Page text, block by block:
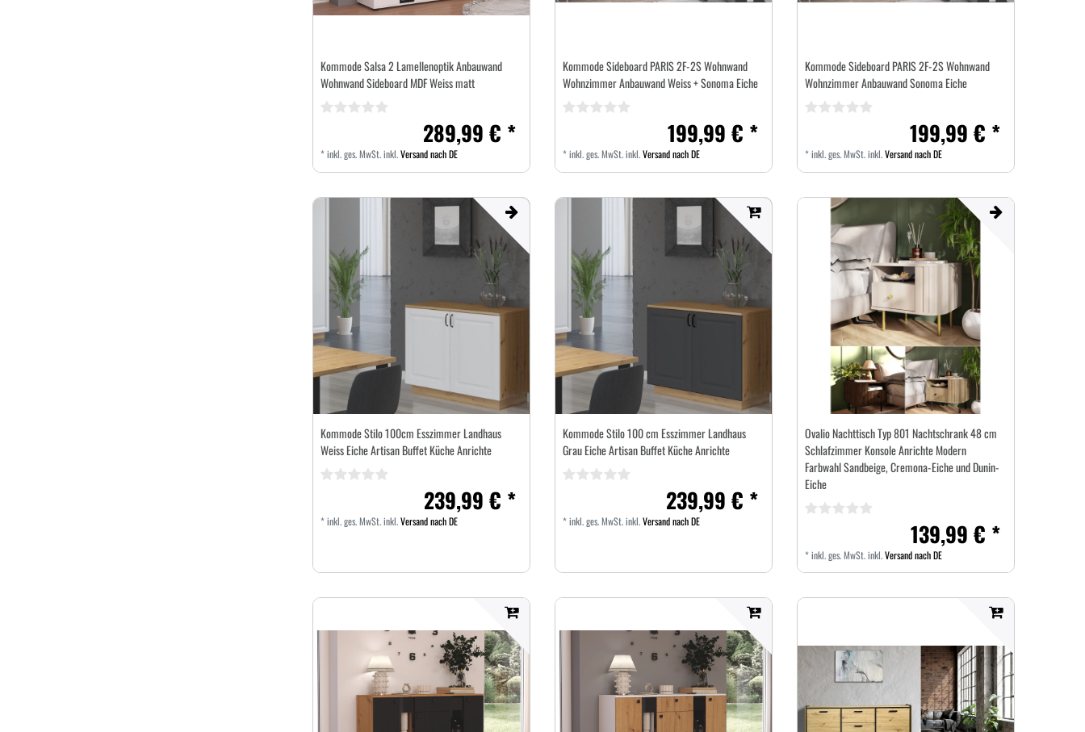
Kommode Salsa 2 Lamellenoptik Anbauwand
Wohnwand Sideboard MDF Weiss matt
289,99 € *
*inkl. ges. MwSt.inkl.Versand nach DE
Kommode Sideboard PARIS 2F-2S Wohnwand
Wohnzimmer Anbauwand Weiss + Sonoma Eiche
199,99 € *
*inkl. ges. MwSt.inkl.Versand nach DE
Kommode Sideboard PARIS 2F-2S Wohnwand
Wohnzimmer Anbauwand Sonoma Eiche
199,99 € *
*inkl. ges. MwSt.inkl.Versand nach DE
Kommode Stilo 100cm Esszimmer Landhaus
Weiss Eiche Artisan Buffet Küche Anrichte
239,99 € *
*inkl. ges. MwSt.inkl.Versand nach DE
Kommode Stilo 100 cm Esszimmer Landhaus
Grau Eiche Artisan Buffet Küche Anrichte
239,99 € *
*inkl. ges. MwSt.inkl.Versand nach DE
Ovalio Nachttisch Typ 801 Nachtschrank 48 cm
Schlafzimmer Konsole Anrichte Modern
Farbwahl Sandbeige, Cremona-Eiche und Dunin-
Eiche
139,99 € *
*inkl. ges. MwSt.inkl.Versand nach DE